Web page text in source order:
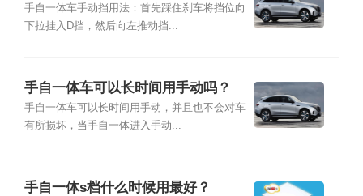
手自一体车手动挡用法：首先踩住刹车将挡位向
下拉挂入D挡，然后向左推动挡...
手自一体车可以长时间用手动吗？
手自一体车可以长时间用手动，并且也不会对车
有所损坏，当手自一体进入手动...
手自一体s档什么时候用最好？